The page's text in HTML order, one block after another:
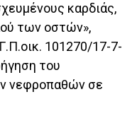
καρδιάς,
των οστών»,
101270/17-7-
του
νεφροπαθών σε